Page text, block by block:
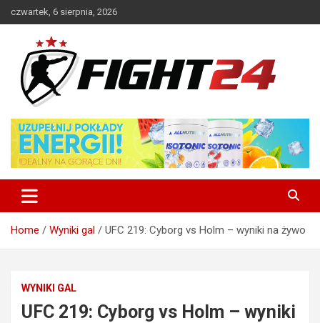
to
czwartek, 6 sierpnia, 2026
FIGHT24.PL – MMA i K-1, UFC
Home Wyniki gal UFC 219: Cyborg vs Holm – wyniki na żywo
WYNIKI GAL
UFC 219: Cyborg vs Holm – wyniki